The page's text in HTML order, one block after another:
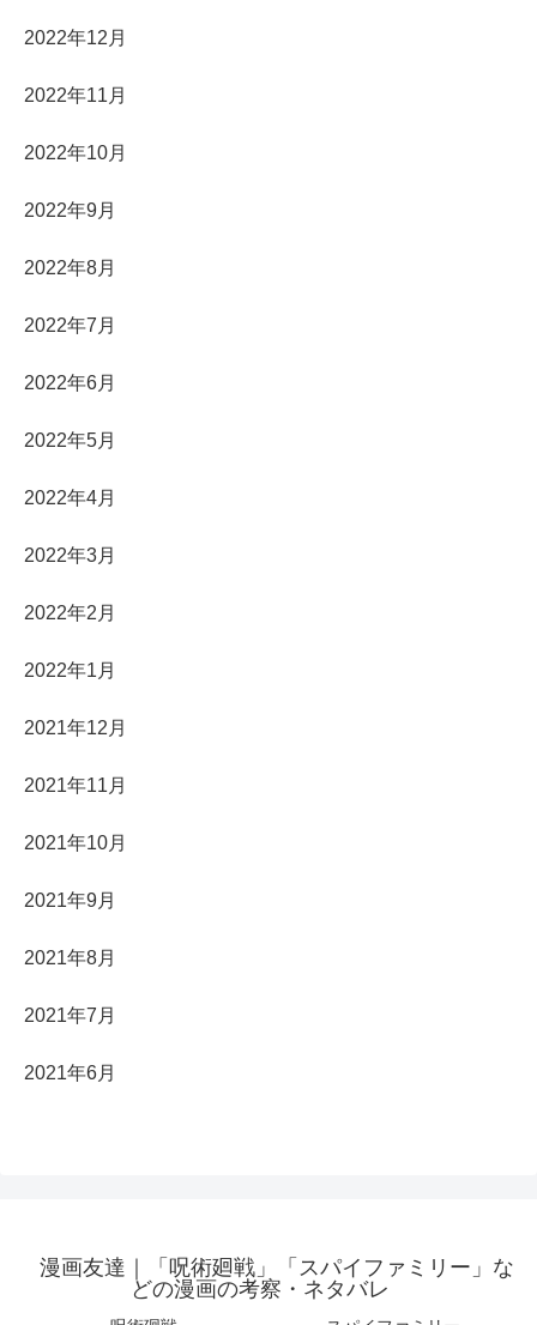
2022年12月
2022年11月
2022年10月
2022年9月
2022年8月
2022年7月
2022年6月
2022年5月
2022年4月
2022年3月
2022年2月
2022年1月
2021年12月
2021年11月
2021年10月
2021年9月
2021年8月
2021年7月
2021年6月
漫画友達｜「呪術廻戦」「スパイファミリー」な
どの漫画の考察・ネタバレ